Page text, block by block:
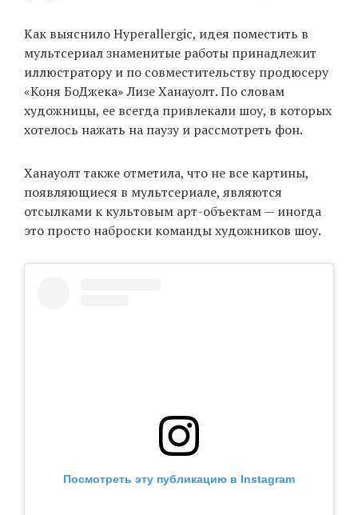
Как выяснило Hyperallergic, идея поместить в
мультсериал знаменитые работы принадлежит
иллюстратору и по совместительству продюсеру
«Коня БоДжека» Лизе Ханауолт. По словам
художницы, ее всегда привлекали шоу, в которых
хотелось нажать на паузу и рассмотреть фон.
Ханауолт также отметила, что не все картины,
появляющиеся в мультсериале, являются
отсылками к культовым арт-объектам — иногда
это просто наброски команды художников шоу.
Посмотреть эту публикацию в Instagram